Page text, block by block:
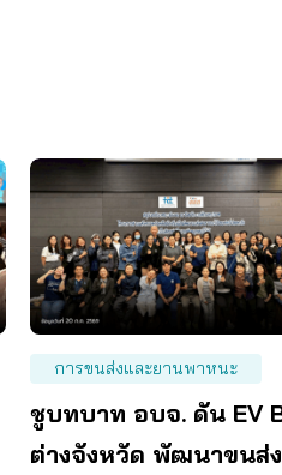
การขนส่งและยานพาหนะ
ชูบทบาท อบจ. ดัน EV
ต่างจังหวัด พัฒนาขนส่ง